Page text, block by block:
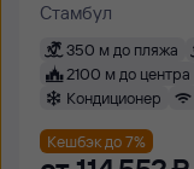
Стамбул
350 м до пляжа
2100 м до центра
Кондиционер
Кешбэк до 7%